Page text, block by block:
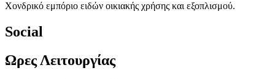
Χονδρικό εμπόριο ειδών οικιακής χρήσης και εξοπλισμού.
Social
Ωρες Λειτουργίας